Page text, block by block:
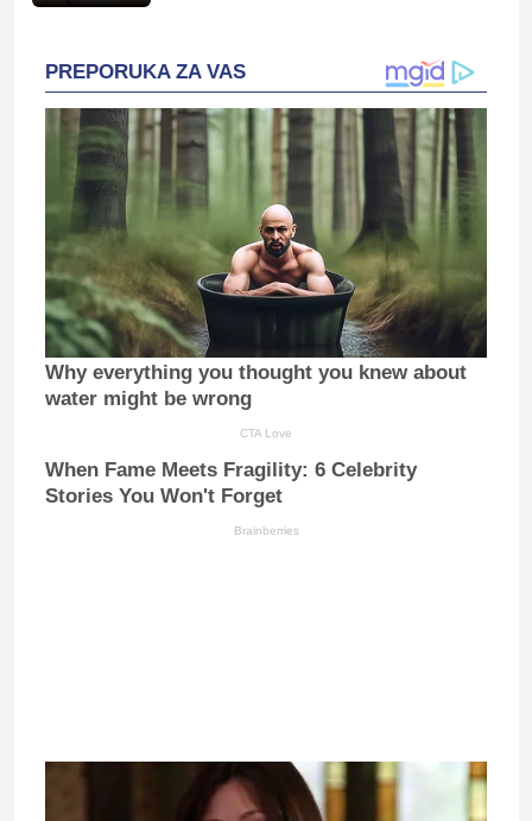
PREPORUKA ZA VAS
Why everything you thought you knew about
water might be wrong
CTA Love
When Fame Meets Fragility: 6 Celebrity
Stories You Won't Forget
Brainberries